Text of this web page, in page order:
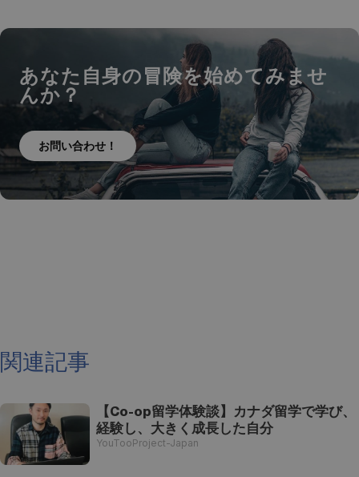
あなた自身の冒険を始めてみませ
んか？
お問い合わせ！
関連記事
【Co-op留学体験談】カナダ留学で学び、
経験し、大きく成長した自分
YouTooProject-Japan